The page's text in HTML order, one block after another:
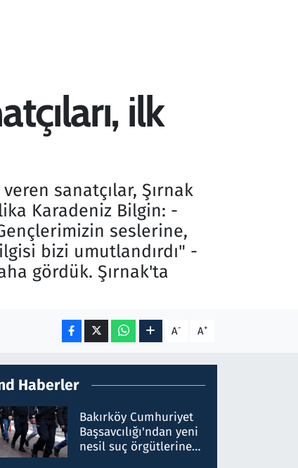
ilk
sanatçılar, Şırnak
Karadeniz Bilgin: -
seslerine,
bizi umutlandırdı" -
gördük. Şırnak'ta
A- A+
Haberler
Bakırköy Cumhuriyet
Başsavcılığı'ndan yeni
nesil suç örgütlerine